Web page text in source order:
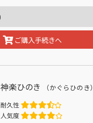
ご購入手続きへ
神楽ひのき （かぐらひのき）
耐久性
人気度